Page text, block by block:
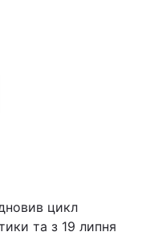
цикл
та з 19 липня